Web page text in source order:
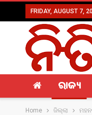
FRIDAY, AUGUST 7,
ରାଜ୍ୟ
Home ଜିଲ୍ଲା